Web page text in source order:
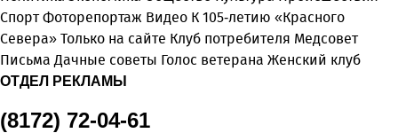
Спорт Фоторепортаж Видео К 105-летию «Красного
Севера» Только на сайте Клуб потребителя Медсовет
Письма Дачные советы Голос ветерана Женский клуб
ОТДЕЛ РЕКЛАМЫ
(8172) 72-04-61